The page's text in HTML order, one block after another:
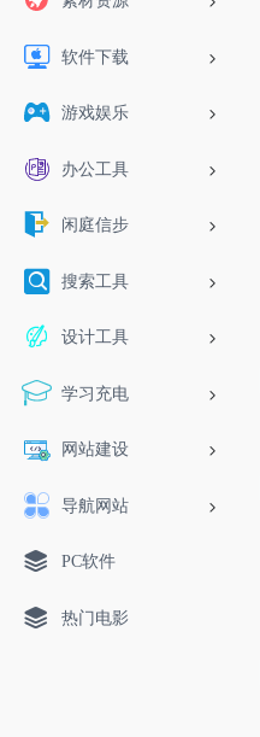
软件下载
游戏娱乐
办公工具
闲庭信步
搜索工具
设计工具
学习充电
网站建设
导航网站
PC软件
热门电影